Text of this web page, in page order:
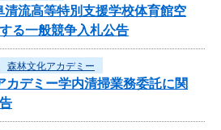
清流高等特別支援学校体育館空
る一般競争入札公告
森林文化アカデミー
カデミー学内清掃業務委託に関